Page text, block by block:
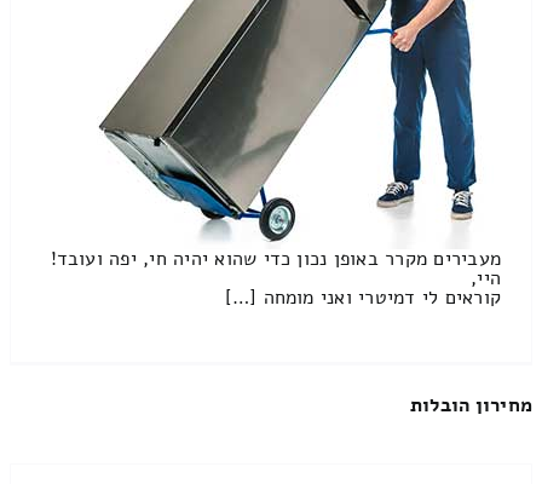
מעבירים מקרר באופן נכון כדי שהוא יהיה חי, יפה ועובד!
היי,
קוראים לי דמיטרי ואני מומחה […]
מחירון הובלות